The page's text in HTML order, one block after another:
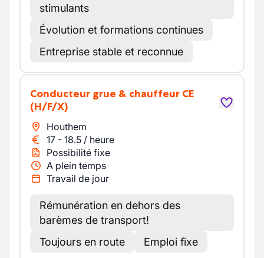
stimulants
Évolution et formations continues
Entreprise stable et reconnue
Conducteur grue & chauffeur CE
(H/F/X)
Houthem
17 - 18.5 / heure
Possibilité fixe
A plein temps
Travail de jour
Rémunération en dehors des
barèmes de transport!
Toujours en route
Emploi fixe